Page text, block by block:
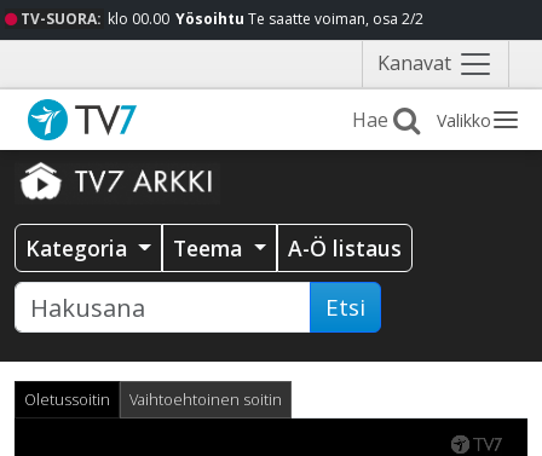
TV-SUORA: klo 00.00 Yösoihtu Te saatte voiman, osa 2/2
Kanavat Näytä
valikko
Valikko
Kategoria Teema A-Ö listaus
Etsi
Oletussoitin Vaihtoehtoinen soitin